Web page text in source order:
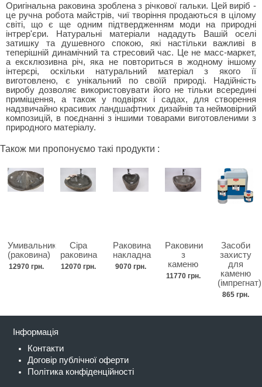
Оригінальна раковина зроблена з річкової гальки. Цей виріб -
це ручна робота майстрів, чиї творіння продаються в цілому
світі, що є ще одним підтвердженням моди на природні
інтрер'єри. Натуральні матеріали нададуть Вашій оселі
затишку та душевного спокою, які настільки важливі в
теперішній динамічний та стресовий час. Це не масс-маркет,
а ексклюзивна річ, яка не повториться в жодному іншому
інтерєрі, оскільки натуральний матеріал з якого її
виготовлено, є унікальний по своїй природі. Надійність
виробу дозволяє використовувати його не тільки всередині
приміщення, а також у подвірях і садах, для створення
надзвичайно красивих ландшафтних дизайнів та неймовірний
композицій, в поєднанні з іншими товарами виготовленими з
природного матеріалу.
Також ми пропонуємо такі продукти :
Умивальник
(раковина)
12970 грн.
Сіра
раковина
12070 грн.
Раковина
накладна
9070 грн.
Раковини
з
каменю
11770 грн.
Засоби
захисту
для
каменю
(імпрегнат)
865 грн.
Інформація
Контакти
Договір публічної оферти
Політика конфіденційності